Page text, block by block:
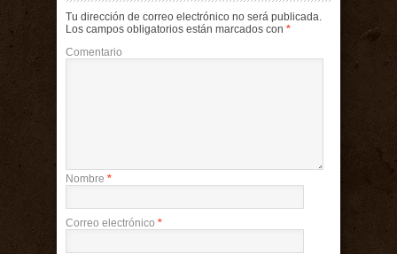
Tu dirección de correo electrónico no será publicada.
Los campos obligatorios están marcados con *
Comentario
Nombre *
Correo electrónico *